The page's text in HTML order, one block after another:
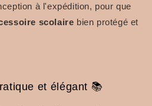
à l'expédition, pour que
scolaire bien protégé et
et élégant 📚